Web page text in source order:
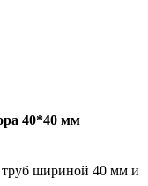
40*40 мм
шириной 40 мм и